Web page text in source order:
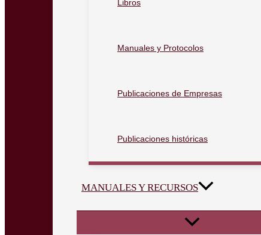
Libros
Manuales y Protocolos
Publicaciones de Empresas
Publicaciones históricas
MANUALES Y RECURSOS